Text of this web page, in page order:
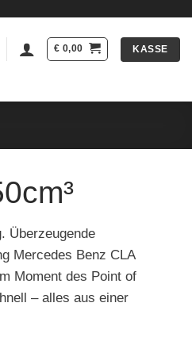
€ 0,00 KASSE
Überzeugende
Mercedes Benz CLA
Moment des Point of
– alles aus einer